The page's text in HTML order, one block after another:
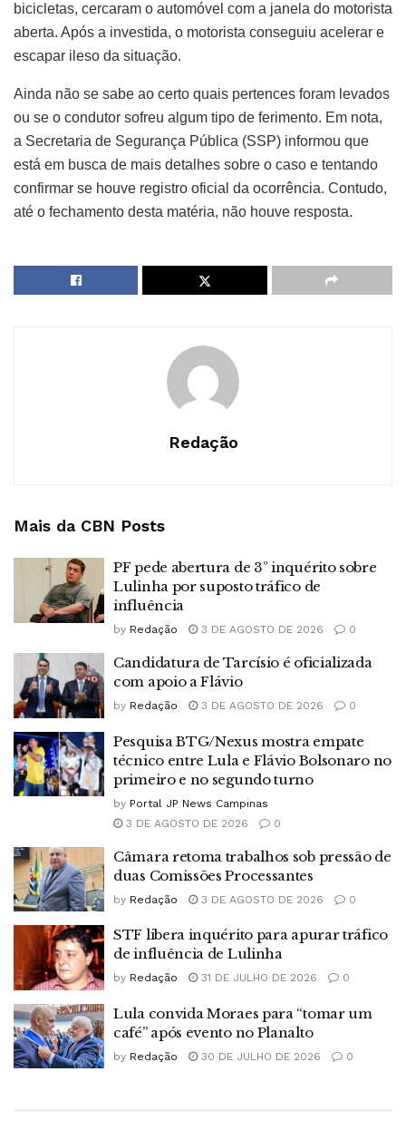
bicicletas, cercaram o automóvel com a janela do motorista
aberta. Após a investida, o motorista conseguiu acelerar e
escapar ileso da situação.
Ainda não se sabe ao certo quais pertences foram levados
ou se o condutor sofreu algum tipo de ferimento. Em nota,
a Secretaria de Segurança Pública (SSP) informou que
está em busca de mais detalhes sobre o caso e tentando
confirmar se houve registro oficial da ocorrência. Contudo,
até o fechamento desta matéria, não houve resposta.
Redação
Mais da CBN Posts
PF pede abertura de 3º inquérito sobre
Lulinha por suposto tráfico de
influência
by Redação 3 DE AGOSTO DE 2026 0
Candidatura de Tarcísio é oficializada
com apoio a Flávio
by Redação 3 DE AGOSTO DE 2026 0
Pesquisa BTG/Nexus mostra empate
técnico entre Lula e Flávio Bolsonaro no
primeiro e no segundo turno
by Portal JP News Campinas
3 DE AGOSTO DE 2026
0
Câmara retoma trabalhos sob pressão de
duas Comissões Processantes
by Redação 3 DE AGOSTO DE 2026 0
STF libera inquérito para apurar tráfico
de influência de Lulinha
by Redação 31 DE JULHO DE 2026 0
Lula convida Moraes para “tomar um
café” após evento no Planalto
by Redação 30 DE JULHO DE 2026 0